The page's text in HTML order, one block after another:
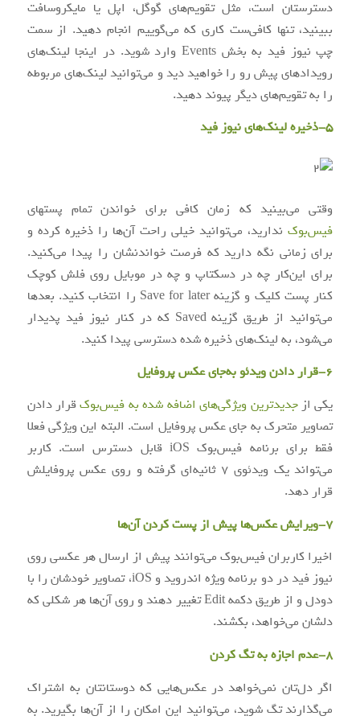
دسترستان است، مثل تقویم‌های گوگل، اپل یا مایکروسافت
ببینید، تنها کافی‌ست کاری که می‌گوییم انجام دهید. از سمت
چپ نیوز فید به بخش Events وارد شوید. در اینجا لینک‌های
رویدادهای پیش رو را خواهید دید و می‌توانید لینک‌های مربوطه
را به تقویم‌های دیگر پیوند دهید.
5-ذخیره لینک‌های نیوز فید
وقتی می‌بینید که زمان کافی برای خواندن تمام پستهای
فیس‌بوک ندارید، می‌توانید خیلی راحت آن‌ها را ذخیره کرده و
برای زمانی نگه دارید که فرصت خواندنشان را پیدا می‌کنید.
برای این‌کار چه در دسکتاپ و چه در موبایل روی فلش کوچک
کنار پست کلیک و گزینه Save for later را انتخاب کنید. بعدها
می‌توانید از طریق گزینه Saved که در کنار نیوز فید پدیدار
می‌شود، به لینک‌های ذخیره شده دسترسی پیدا کنید.
6-قرار دادن ویدئو به‌جای عکس پروفایل
یکی از جدیدترین ویژگی‌های اضافه شده به فیس‌بوکقرار دادن
تصاویر متحرک به جای عکس پروفایل است. البته این ویژگی فعلا
فقط برای برنامه فیس‌بوک iOS قابل دسترس است. کاربر
می‌تواند یک ویدئوی 7 ثانیه‌ای گرفته و روی عکس پروفایلش
قرار دهد.
7-ویرایش عکس‌ها پیش از پست کردن آن‌ها
اخیرا کاربران فیس‌بوک می‌توانند پیش از ارسال هر عکسی روی
نیوز فید در دو برنامه ویژه اندروید و iOS، تصاویر خودشان را با
دودل و از طریق دکمه Edit تغییر دهند و روی آن‌ها هر شکلی که
دلشان می‌خواهد، بکشند.
8-عدم اجازه به تگ کردن
اگر دل‌تان نمی‌خواهد در عکس‌هایی که دوستانتان به اشتراک
می‌گذارند تگ شوید، می‌توانید این امکان را از آن‌ها بگیرید. به